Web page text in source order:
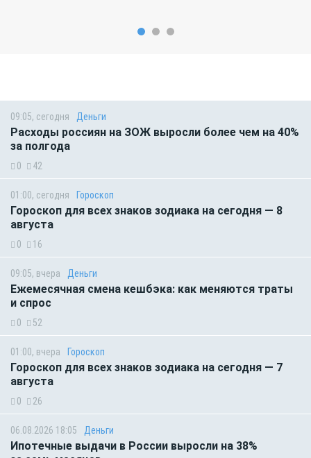
09:05, сегодня Деньги
Расходы россиян на ЗОЖ выросли более чем на 40%
за полгода
0 42
01:00, сегодня Гороскоп
Гороскоп для всех знаков зодиака на сегодня — 8
августа
0 16
09:05, вчера Деньги
Ежемесячная смена кешбэка: как меняются траты
и спрос
0 52
01:00, вчера Гороскоп
Гороскоп для всех знаков зодиака на сегодня — 7
августа
0 26
06.08.2026 18:05 Деньги
Ипотечные выдачи в России выросли на 38%